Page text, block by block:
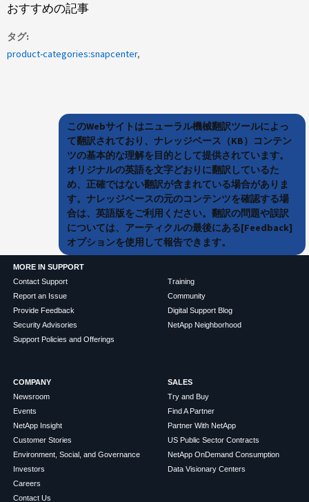
おすすめの記事
タグ
product-categories:snapcenter
このWebサイトはニューラル機械翻訳ツールによっ
て翻訳されており、ナレッジベース（KB）コンテン
ツの基本的な理解を目的として提供されています。
オリジナルの英語を文字どおりに翻訳しているた
め、正確ではない翻訳が含まれている場合がありま
す。ナレッジベースの元のコンテンツを確認する場
合は、英語版をご利用ください。翻訳の問題や誤訳
については、アーティクルの最後にある[Feedback]
オプションを使用して報告できます。
MORE IN SUPPORT
Contact Support
Report an Issue
Provide Feedback
Security Advisories
Support Policies and Offerings
Training
Community
Digital Support Blog
NetApp Neighborhood
COMPANY
Newsroom
Events
NetApp Insight
Customer Stories
Environment, Social, and Governance
Investors
Careers
Contact Us
SALES
Try and Buy
Find A Partner
Partner With NetApp
US Public Sector Contracts
NetApp OnDemand Consumption
Data Visionary Centers